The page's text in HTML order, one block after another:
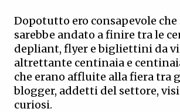
Dopotutto ero consapevole
sarebbe andato a finire tra le
depliant, flyer e bigliettini da
altrettante centinaia e
che erano affluite alla fiera tra
blogger, addetti del settore,
curiosi.